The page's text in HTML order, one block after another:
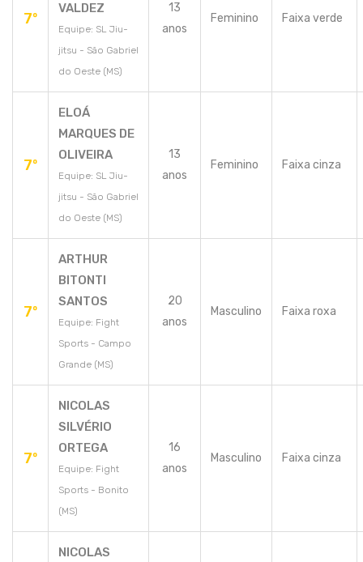
7º
VALDEZ
Equipe: SL Jiu-
jitsu - São Gabriel
do Oeste (MS)
13
anos
Feminino Faixa verde
7º
ELOÁ
MARQUES DE
OLIVEIRA
Equipe: SL Jiu-
jitsu - São Gabriel
do Oeste (MS)
13
anos
Feminino Faixa cinza
7º
ARTHUR
BITONTI
SANTOS
Equipe: Fight
Sports - Campo
Grande (MS)
20
anos
Masculino Faixa roxa
7º
NICOLAS
SILVÉRIO
ORTEGA
Equipe: Fight
Sports - Bonito
(MS)
16
anos
Masculino Faixa cinza
NICOLAS